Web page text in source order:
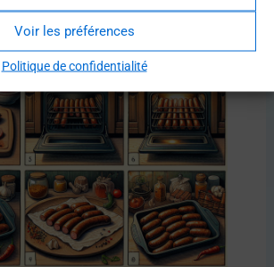
Voir les préférences
Politique de confidentialité